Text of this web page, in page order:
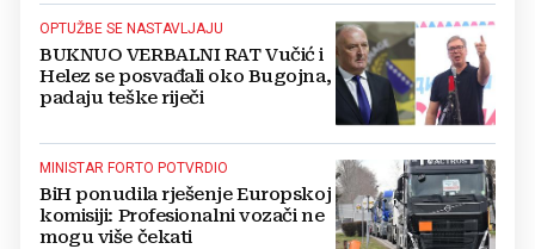
OPTUŽBE SE NASTAVLJAJU
BUKNUO VERBALNI RAT Vučić i
Helez se posvađali oko Bugojna,
padaju teške riječi
MINISTAR FORTO POTVRDIO
BiH ponudila rješenje Europskoj
komisiji: Profesionalni vozači ne
mogu više čekati